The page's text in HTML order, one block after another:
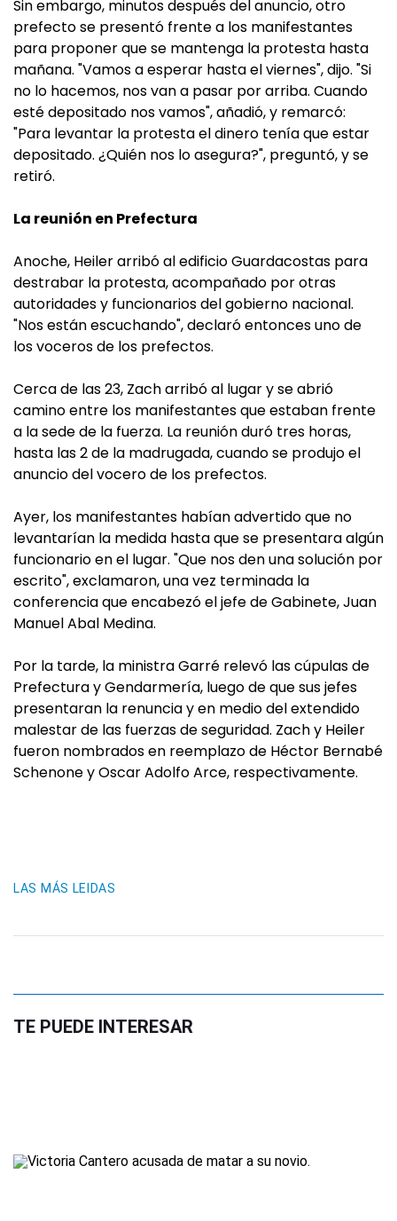
Sin embargo, minutos después del anuncio, otro
prefecto se presentó frente a los manifestantes
para proponer que se mantenga la protesta hasta
mañana. "Vamos a esperar hasta el viernes", dijo. "Si
no lo hacemos, nos van a pasar por arriba. Cuando
esté depositado nos vamos", añadió, y remarcó:
"Para levantar la protesta el dinero tenía que estar
depositado. ¿Quién nos lo asegura?", preguntó, y se
retiró.
La reunión en Prefectura
Anoche, Heiler arribó al edificio Guardacostas para
destrabar la protesta, acompañado por otras
autoridades y funcionarios del gobierno nacional.
"Nos están escuchando", declaró entonces uno de
los voceros de los prefectos.
Cerca de las 23, Zach arribó al lugar y se abrió
camino entre los manifestantes que estaban frente
a la sede de la fuerza. La reunión duró tres horas,
hasta las 2 de la madrugada, cuando se produjo el
anuncio del vocero de los prefectos.
Ayer, los manifestantes habían advertido que no
levantarían la medida hasta que se presentara algún
funcionario en el lugar. "Que nos den una solución por
escrito", exclamaron, una vez terminada la
conferencia que encabezó el jefe de Gabinete, Juan
Manuel Abal Medina.
Por la tarde, la ministra Garré relevó las cúpulas de
Prefectura y Gendarmería, luego de que sus jefes
presentaran la renuncia y en medio del extendido
malestar de las fuerzas de seguridad. Zach y Heiler
fueron nombrados en reemplazo de Héctor Bernabé
Schenone y Oscar Adolfo Arce, respectivamente.
LAS MÁS LEIDAS
TE PUEDE INTERESAR